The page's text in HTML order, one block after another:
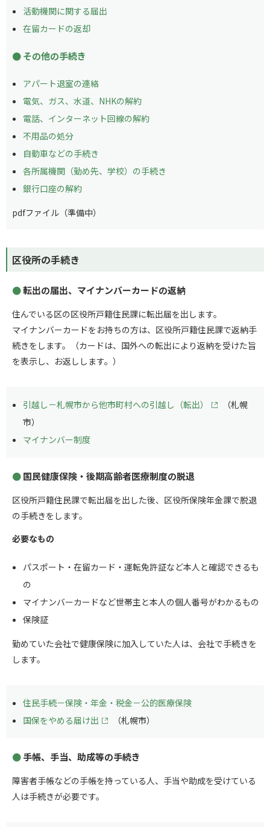
活動機関に関する届出
在留カードの返却
その他の手続き
アパート退室の連絡
電気、ガス、水道、NHKの解約
電話、インターネット回線の解約
不用品の処分
自動車などの手続き
各所属機関（勤め先、学校）の手続き
銀行口座の解約
pdfファイル（準備中）
区役所の手続き
転出の届出、マイナンバーカードの返納
住んでいる区の区役所戸籍住民課に転出届を出します。
マイナンバーカードをお持ちの方は、区役所戸籍住民課で返納手
続きをします。（カードは、国外への転出により返納を受けた旨
を表示し、お返しします。）
引越し－札幌市から他市町村への引越し（転出）
（札幌
市）
マイナンバー制度
国民健康保険・後期高齢者医療制度の脱退
区役所戸籍住民課で転出届を出した後、区役所保険年金課で脱退
の手続きをします。
必要なもの
パスポート・在留カード・運転免許証など本人と確認できるも
の
マイナンバーカードなど世帯主と本人の個人番号がわかるもの
保険証
勤めていた会社で健康保険に加入していた人は、会社で手続きを
します。
住民手続－保険・年金・税金－公的医療保険
国保をやめる届け出
（札幌市）
手帳、手当、助成等の手続き
障害者手帳などの手帳を持っている人、手当や助成を受けている
人は手続きが必要です。